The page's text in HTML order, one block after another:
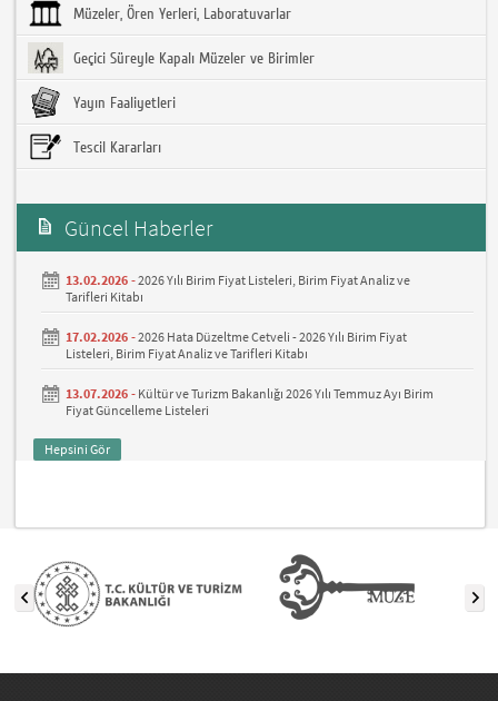
Müzeler, Ören Yerleri, Laboratuvarlar
Geçici Süreyle Kapalı Müzeler ve Birimler
Yayın Faaliyetleri
Tescil Kararları
Güncel Haberler
13.02.2026 -2026 Yılı Birim Fiyat Listeleri, Birim Fiyat Analiz ve
Tarifleri Kitabı
17.02.2026 -2026 Hata Düzeltme Cetveli - 2026 Yılı Birim Fiyat
Listeleri, Birim Fiyat Analiz ve Tarifleri Kitabı
13.07.2026 - Kültür ve Turizm Bakanlığı 2026 Yılı Temmuz Ayı Birim
Fiyat Güncelleme Listeleri
Hepsini Gör